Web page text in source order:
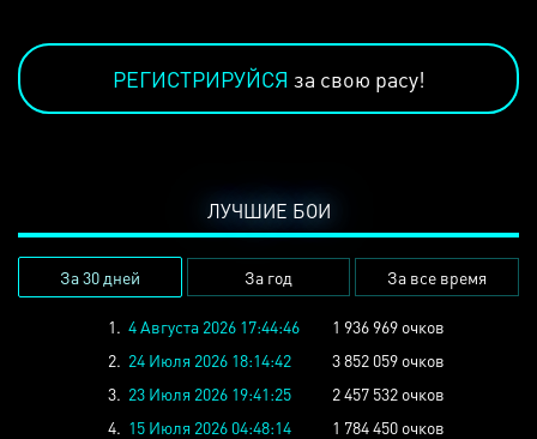
РЕГИСТРИРУЙСЯ за свою расу!
ЛУЧШИЕ БОИ
За 30 дней За год За все время
1. 4 Августа 2026 17:44:46
1 936 969 очков
2. 24 Июля 2026 18:14:42
3 852 059 очков
3. 23 Июля 2026 19:41:25
2 457 532 очков
4. 15 Июля 2026 04:48:14
1 784 450 очков